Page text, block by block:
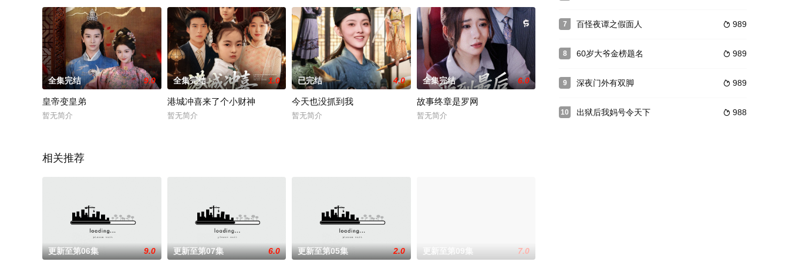
全集完结 9.0
皇帝变皇弟
暂无简介
全集完结 1.0
港城冲喜来了个小财神
暂无简介
已完结 4.0
今天也没抓到我
暂无简介
全集完结 6.0
故事终章是罗网
暂无简介
相关推荐
更新至第06集 9.0 更新至第07集 6.0 更新至第05集 2.0 更新至第09集 7.0
7  989
百怪夜谭之假面人
8  989
60岁大爷金榜题名
9  989
深夜门外有双脚
10  988
出狱后我妈号令天下